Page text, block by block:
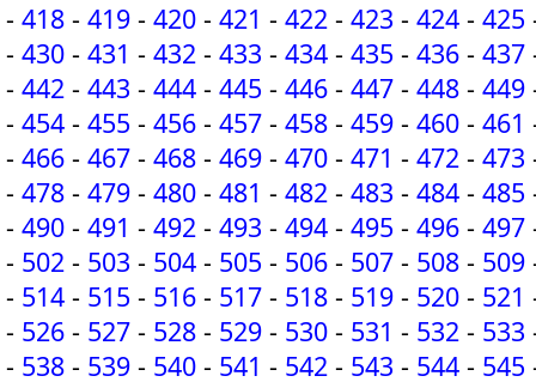
- 418 - 419 - 420 - 421 - 422 - 423 - 424 - 425
- 430 - 431 - 432 - 433 - 434 - 435 - 436 - 437
- 442 - 443 - 444 - 445 - 446 - 447 - 448 - 449
- 454 - 455 - 456 - 457 - 458 - 459 - 460 - 461
- 466 - 467 - 468 - 469 - 470 - 471 - 472 - 473
- 478 - 479 - 480 - 481 - 482 - 483 - 484 - 485
- 490 - 491 - 492 - 493 - 494 - 495 - 496 - 497
- 502 - 503 - 504 - 505 - 506 - 507 - 508 - 509
- 514 - 515 - 516 - 517 - 518 - 519 - 520 - 521
- 526 - 527 - 528 - 529 - 530 - 531 - 532 - 533
- 538 - 539 - 540 - 541 - 542 - 543 - 544 - 545